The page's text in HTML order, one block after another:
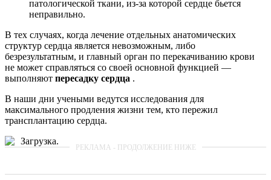
патологической ткани, из-за которой сердце бьется
неправильно.
В тех случаях, когда лечение отдельных анатомических
структур сердца является невозможным, либо
безрезультатным, и главный орган по перекачиванию крови
не может справляться со своей основной функцией —
выполняют пересадку сердца .
В наши дни учеными ведутся исследования для
максимального продления жизни тем, кто пережил
трансплантацию сердца.
Загрузка.